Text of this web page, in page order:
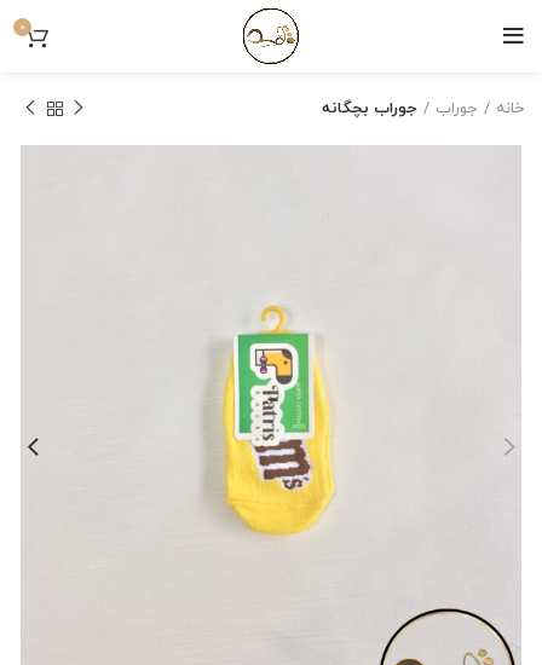
0
خانه جوراب جوراب بچگانه